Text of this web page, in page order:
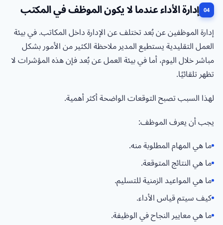
إدارة الأداء عندما لا يكون الموظف في المكتب
إدارة الموظفين عن بُعد تختلف عن الإدارة داخل المكاتب. في بيئة
العمل التقليدية يستطيع المدير ملاحظة الكثير من الأمور بشكل
مباشر خلال اليوم، أما في بيئة العمل عن بُعد فإن هذه المؤشرات لا
تظهر تلقائيًا.
لهذا السبب تصبح التوقعات الواضحة أكثر أهمية.
يجب أن يعرف الموظف:
ما هي المهام المطلوبة منه.
ما هي النتائج المتوقعة.
ما هي المواعيد الزمنية للتسليم.
كيف سيتم قياس الأداء.
ما هي معايير النجاح في الوظيفة.